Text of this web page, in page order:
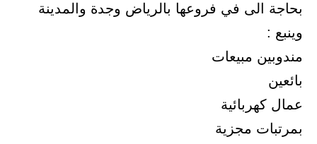
بحاجة الى في فروعها بالرياض وجدة والمدينة
وينبع :
مندوبين مبيعات
بائعين
عمال كهربائية
بمرتبات مجزية